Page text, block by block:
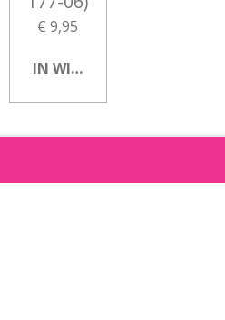
€ 9,95
IN WINKELWAGEN